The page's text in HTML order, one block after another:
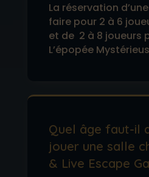
La réservation
faire pour 2 à 6
et de 2 à 8 joueurs
L’épopée
Quel âge faut-il
jouer une salle
& Live Escape